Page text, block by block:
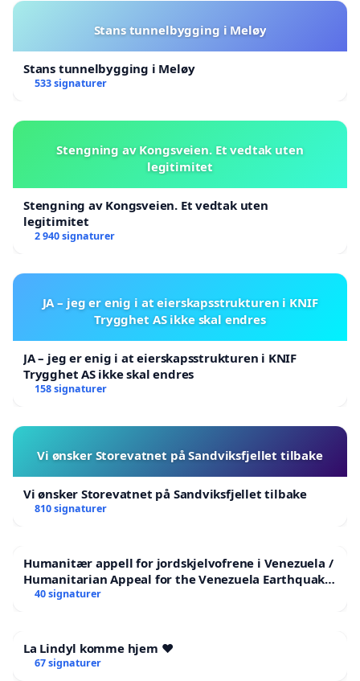
Stans tunnelbygging i Meløy
Stans tunnelbygging i Meløy
533 signaturer
Stengning av Kongsveien. Et vedtak uten
legitimitet
Stengning av Kongsveien. Et vedtak uten
legitimitet
2 940 signaturer
JA – jeg er enig i at eierskapsstrukturen i KNIF
Trygghet AS ikke skal endres
JA – jeg er enig i at eierskapsstrukturen i KNIF
Trygghet AS ikke skal endres
158 signaturer
Vi ønsker Storevatnet på Sandviksfjellet tilbake
Vi ønsker Storevatnet på Sandviksfjellet tilbake
810 signaturer
Humanitær appell for jordskjelvofrene i Venezuela /
Humanitarian Appeal for the Venezuela Earthquake
Victims
40 signaturer
La Lindyl komme hjem ❤️
67 signaturer